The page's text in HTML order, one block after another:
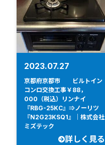
2023.07.27
京都府京都市 ビルトイン
コンロ交換工事￥88，
000（税込）リンナイ
『RBG-25KC』⇒ノーリツ
『N2G23KSQ1』｜株式会社
ミズテック
詳しく見る